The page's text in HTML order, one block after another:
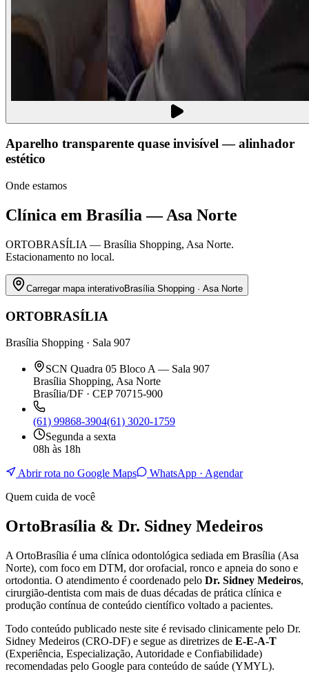
Aparelho transparente quase invisível — alinhador
estético
Onde estamos
Clínica em Brasília — Asa Norte
ORTOBRASÍLIA — Brasília Shopping, Asa Norte.
Estacionamento no local.
Carregar mapa interativoBrasília Shopping · Asa Norte
ORTOBRASÍLIA
Brasília Shopping · Sala 907
SCN Quadra 05 Bloco A — Sala 907
Brasília Shopping, Asa Norte
Brasília/DF · CEP 70715-900
(61) 99868-3904(61) 3020-1759
Segunda a sexta
08h às 18h
Abrir rota no Google Maps
WhatsApp · Agendar
Quem cuida de você
OrtoBrasília & Dr. Sidney Medeiros
A OrtoBrasília é uma clínica odontológica sediada em Brasília (Asa
Norte), com foco em DTM, dor orofacial, ronco e apneia do sono e
ortodontia. O atendimento é coordenado pelo Dr. Sidney Medeiros,
cirurgião-dentista com mais de duas décadas de prática clínica e
produção contínua de conteúdo científico voltado a pacientes.
Todo conteúdo publicado neste site é revisado clinicamente pelo Dr.
Sidney Medeiros (CRO-DF) e segue as diretrizes de E-E-A-T
(Experiência, Especialização, Autoridade e Confiabilidade)
recomendadas pelo Google para conteúdo de saúde (YMYL).